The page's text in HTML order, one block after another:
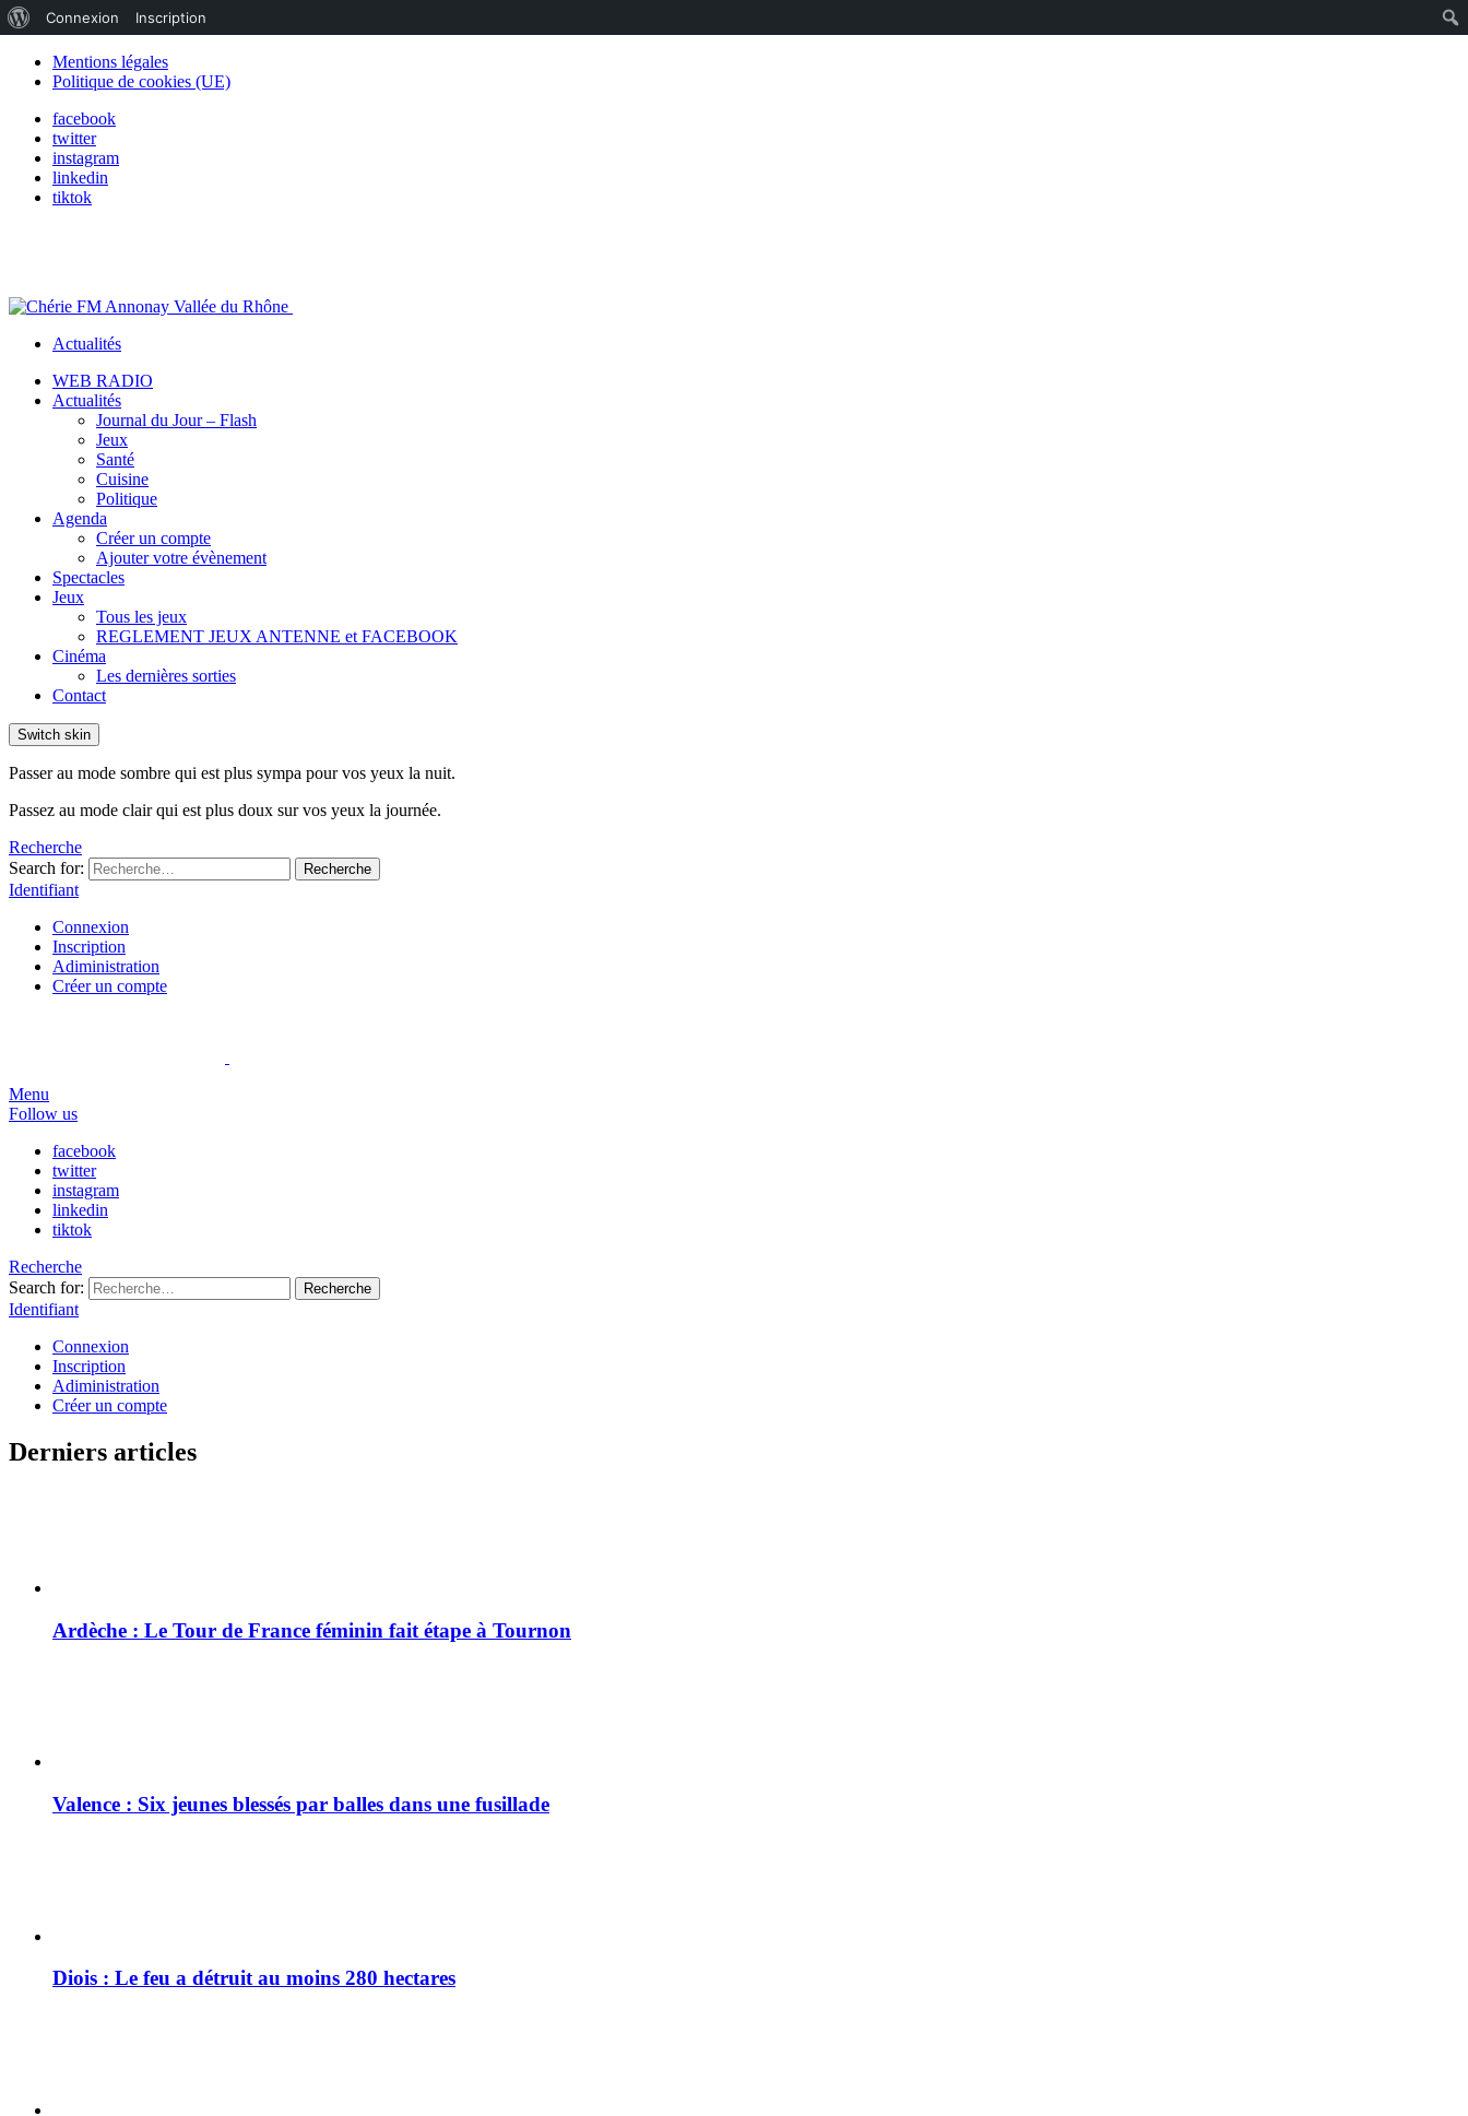
Mentions légales
Politique de cookies (UE)
facebook
twitter
instagram
linkedin
tiktok
Actualités
WEB RADIO
Actualités
Journal du Jour – Flash
Jeux
Santé
Cuisine
Politique
Agenda
Créer un compte
Ajouter votre évènement
Spectacles
Jeux
Tous les jeux
REGLEMENT JEUX ANTENNE et FACEBOOK
Cinéma
Les dernières sorties
Contact
Switch skin
Passer au mode sombre qui est plus sympa pour vos yeux la nuit.
Passez au mode clair qui est plus doux sur vos yeux la journée.
Recherche
Search for:
Recherche
Identifiant
Connexion
Inscription
Adiministration
Créer un compte
Menu
Follow us
facebook
twitter
instagram
linkedin
tiktok
Recherche
Search for:
Recherche
Identifiant
Connexion
Inscription
Adiministration
Créer un compte
Derniers articles
Ardèche : Le Tour de France féminin fait étape à Tournon
Valence : Six jeunes blessés par balles dans une fusillade
Diois : Le feu a détruit au moins 280 hectares
de
WordPress
Connexion Inscription